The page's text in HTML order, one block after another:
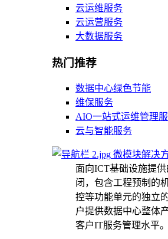
云运维服务
云运营服务
大数据服务
热门推荐
数据中心绿色节能
维保服务
AIO一站式运维管理
云与智能服务
微模块解决
面向ICT基础设施提
闭，包含工程预制的
控等功能单元的独立
户提供数据中心整体
客户IT服务管理水平。